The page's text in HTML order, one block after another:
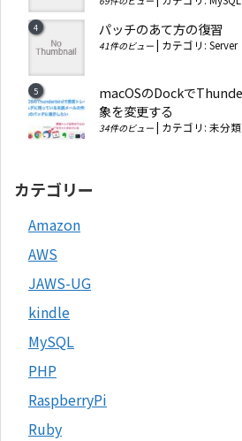
パッチのあて方の復習
41件のビュー カテゴリ: Server
macOSのDockで
象を変更する
34件のビュー カテゴリ: 未分類
カテゴリー
Amazon
AWS
JAWS-UG
kindle
MySQL
PHP
RaspberryPi
Ruby